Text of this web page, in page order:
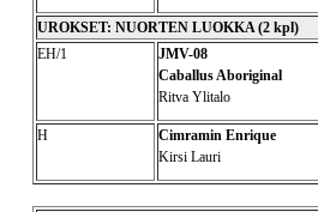
UROKSET: NUORTEN LUOKKA (2 kpl)
EH/1
JMV-08
Caballus Aboriginal
Ritva Ylitalo
H
Cimramin Enrique
Kirsi Lauri